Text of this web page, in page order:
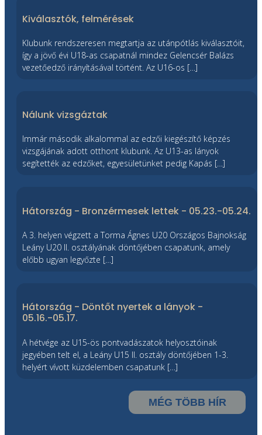
Kiválasztók, felmérések
Klubunk rendszeresen megtartja az utánpótlás kiválasztóit,
így a jövő évi U18-as csapatnál mindez Gelencsér Balázs
vezetőedző irányításával történt. Az U16-os […]
Nálunk vizsgáztak
Immár második alkalommal az edzői kiegészítő képzés
vizsgájának adott otthont klubunk. Az U13-as lányok
segítették az edzőket, egyesületünket pedig Kapás […]
Hátország - Bronzérmesek lettek - 05.23.-05.24.
A 3. helyen végzett a Torma Ágnes U20 Országos Bajnokság
Leány U20 II. osztályának döntőjében csapatunk, amely
előbb ugyan legyőzte […]
Hátország - Döntőt nyertek a lányok -
05.16.-05.17.
A hétvége az U15-ös pontvadászatok helyosztóinak
jegyében telt el, a Leány U15 II. osztály döntőjében 1-3.
helyért vívott küzdelemben csapatunk […]
MÉG TÖBB HÍR